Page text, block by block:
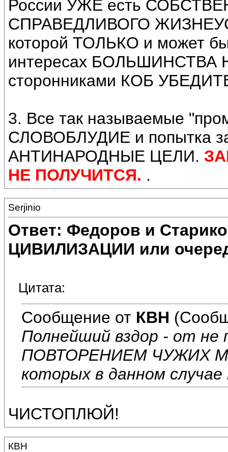
России УЖЕ есть
СПРАВЕДЛИВОГО
которой ТОЛЬКО и может
интересах БОЛЬШИНСТВА
сторонниками КОБ
3. Все так называемые
СЛОВОБЛУДИЕ и попытка
АНТИНАРОДНЫЕ ЦЕЛИ.
НЕ ПОЛУЧИТСЯ. .
Serjinio
Ответ: Федоров и
ЦИВИЛИЗАЦИИ или
Цитата:
Сообщение от КВН
Полнейший вздор - от не
ПОВТОРЕНИЕМ ЧУЖИХ
которых в данном
ЧИСТОПЛЮЙ!
КВН